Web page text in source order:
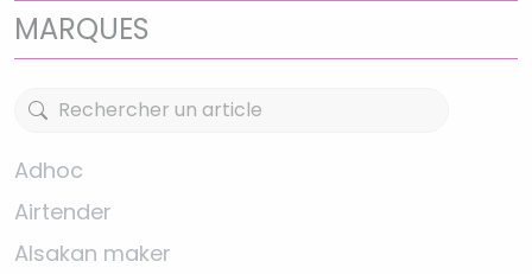
MARQUES
Adhoc
Airtender
Alsakan maker